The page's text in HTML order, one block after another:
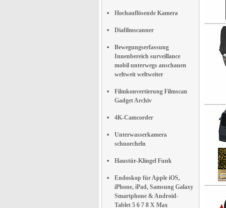
Hochauflösende Kamera
Diafilmscanner
Bewegungserfassung
Innenbereich surveillance
mobil unterwegs anschauen
weltweit weltweiter
Filmkonvertierung Filmscan
Gadget Archiv
4K-Camcorder
Unterwasserkamera
schnorcheln
Haustür-Klingel Funk
Endoskop für Apple iOS,
iPhone, iPad, Samsung Galaxy
Smartphone & Android-
Tablet 5 6 7 8 X Max